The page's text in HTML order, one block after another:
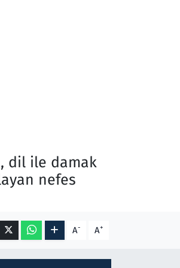
dil ile damak
nefes
A- A+